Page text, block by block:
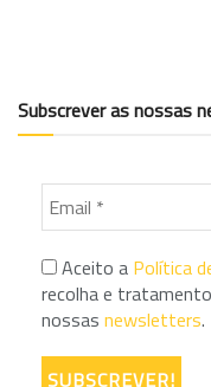
Subscrever as nossas
Aceito a Política
recolha e
nossas newsletters.